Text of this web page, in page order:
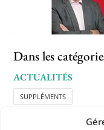
Dans les
ACTUALITÉS
SUPPLÉMENTS